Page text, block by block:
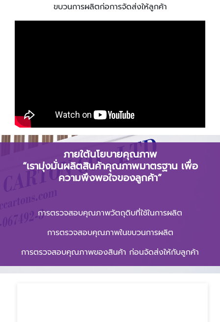
ขบวนการผลิตก่อการจัดส่งให้ลูกค้า
ภายใต้นโยบายคุณภาพ
“เรามุ่งมั่นผลิตสินค้าคุณภาพมาตรฐาน เพื่อ
ความพึงพอใจของลูกค้า”
การตรวจสอบคุณภาพวัตถุดิบที่ใช้ในการผลิต
การตรวจสอบคุณภาพในขบวนการผลิต
การตรวจสอบคุณภาพของสินค้า ก่อนจัดส่งให้กับลูกค้า